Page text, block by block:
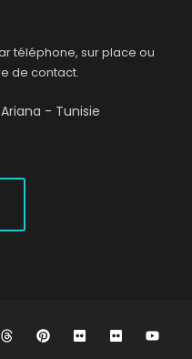
téléphone, sur place ou
de contact.
- Tunisie
T
h
P
i
F
l
F
l
Y
o